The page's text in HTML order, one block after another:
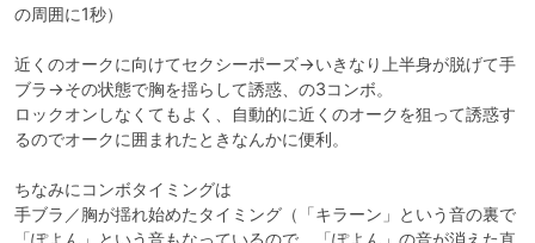
の周囲に1秒）
近くのオークに向けてセクシーポーズ→いきなり上半身が脱げて手
ブラ→その状態で胸を揺らして誘惑、の3コンボ。
ロックオンしなくてもよく、自動的に近くのオークを狙って誘惑す
るのでオークに囲まれたときなんかに便利。
ちなみにコンボタイミングは
手ブラ／胸が揺れ始めたタイミング（「キラーン」という音の裏で
「ぽよん」という音もなっているので、「ぽよん」の音が消えた直